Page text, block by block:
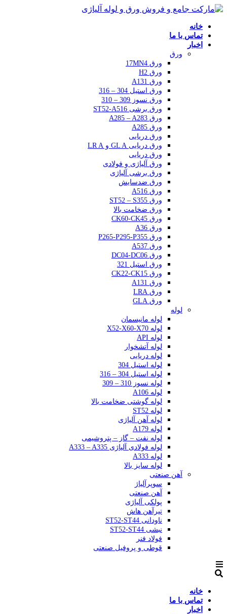
خانه
تماس با ما
اخبار
ورق
ورق 17MN4
ورق H2
ورق A131
ورق استیل 304 – 316
ورق نسوز 309 – 310
ورق برشی ST52-A516
ورق A285 – A283
ورق A285
ورق دریایی
ورق دریایی GL A و LR A
ورق دریایی
ورق آلیاژی و فولادی
ورق برشی آلیاژی
ورق ضدسایش
ورق A516
ورق ST52 – S355
ورق ضخامت بالا
ورق CK60-CK45
ورق A36
ورق P265-P295-P355
ورق A537
ورق DC04-DC06
ورق استیل 321
ورق CK22-CK15
ورق A131
ورق LRA
ورق GLA
لوله
لوله مانیسمان
لوله X52-X60-X70
لوله API
لوله آتشخوار
لوله دریایی
لوله استیل 304
لوله استیل 304 – 316
لوله نسوز 310 – 309
لوله A106
لوله گوشتی ضخامت بالا
لوله ST52
لوله آهن آلیاژی
لوله A179
لوله نفت – گاز – پتروشیمی
لوله فولادی آلیاژی A333 – A335
لوله A333
لوله سایز بالا
آهن صنعتی
سوپرآلیاژ
آهن صنعتی
پولکی آلیاژی
تیرآهن هاش
ناودانی ST52-ST44
نبشی ST52-ST44
فولاد فنر
قوطی و پروفیل صنعتی
خانه
تماس با ما
اخبار